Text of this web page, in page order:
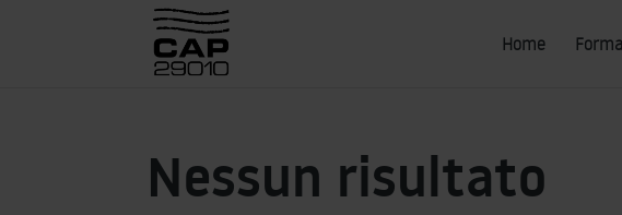
Home
Nessun risultato